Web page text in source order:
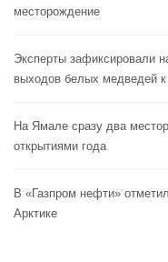
месторождение
Эксперты зафиксировали
выходов белых медведей
На Ямале сразу два
открытиями года
В «Газпром нефти»
Арктике